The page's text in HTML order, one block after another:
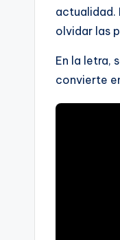
actualidad.
olvidar las
En la letra,
convierte